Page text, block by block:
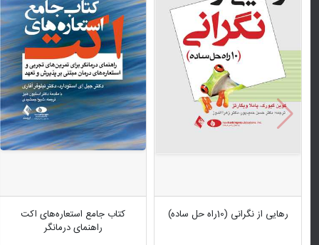
رهایی از نگرانی (10راه حل ساده)
کتاب جامع استعاره‌های اکت
راهنمای درمانگر